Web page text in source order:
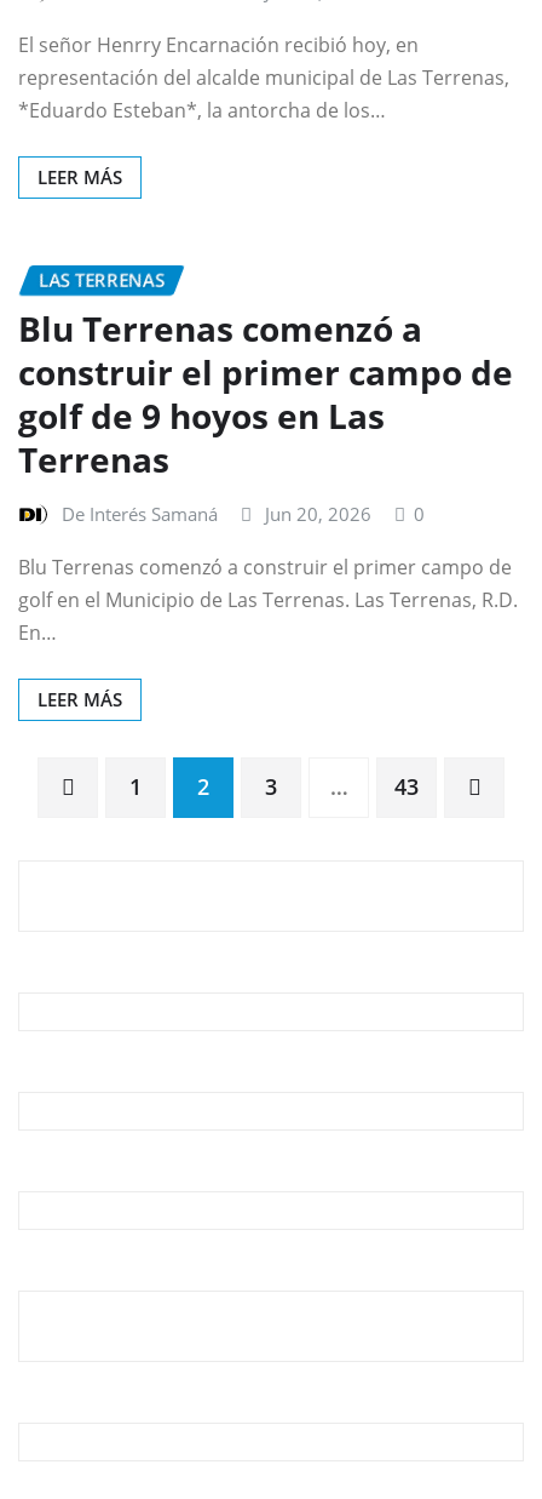
El señor Henrry Encarnación recibió hoy, en
representación del alcalde municipal de Las Terrenas,
*Eduardo Esteban*, la antorcha de los…
LEER MÁS
LAS TERRENAS
Blu Terrenas comenzó a
construir el primer campo de
golf de 9 hoyos en Las
Terrenas
De Interés Samaná Jun 20, 2026 0
Blu Terrenas comenzó a construir el primer campo de
golf en el Municipio de Las Terrenas. Las Terrenas, R.D.
En…
LEER MÁS
1 2 3 … 43